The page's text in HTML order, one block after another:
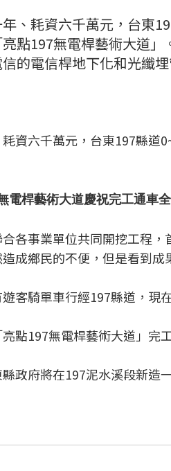
、耗資六千萬元，台東
點197無電桿藝術大道
的電信桿地下化和光纖
資六千萬元，台東197縣道
電桿藝術大道慶祝完工通車
各事業單位共同開挖工程
成鄉民的不便，但是看到
客騎單車行經197縣道，現
點197無電桿藝術大道」完
政府將在197泥水溪段新造